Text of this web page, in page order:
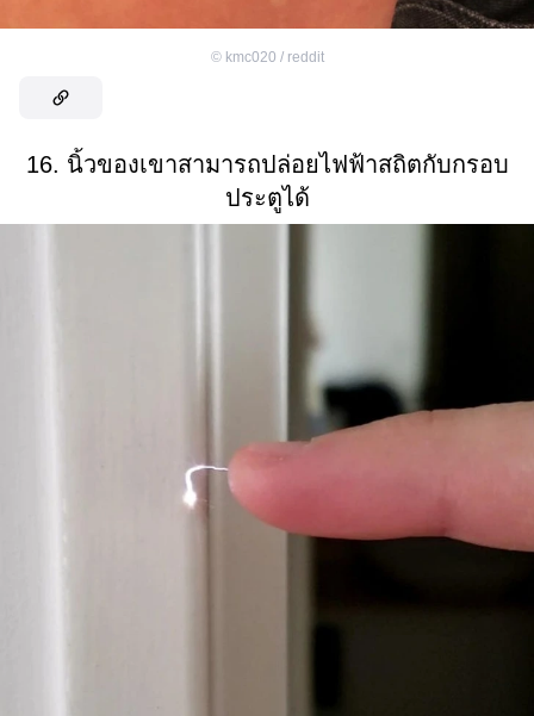
© kmc020 / reddit
16. นิ้วของเขาสามารถปล่อยไฟฟ้าสถิตกับกรอบ
ประตูได้